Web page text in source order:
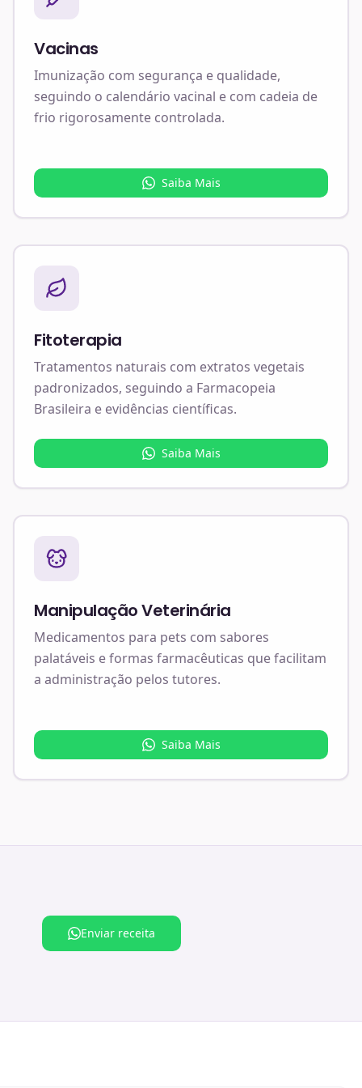
Vacinas
Imunização com segurança e qualidade,
seguindo o calendário vacinal e com cadeia de
frio rigorosamente controlada.
Saiba Mais
Fitoterapia
Tratamentos naturais com extratos vegetais
padronizados, seguindo a Farmacopeia
Brasileira e evidências científicas.
Saiba Mais
Manipulação Veterinária
Medicamentos para pets com sabores
palatáveis e formas farmacêuticas que facilitam
a administração pelos tutores.
Saiba Mais
Enviar receita